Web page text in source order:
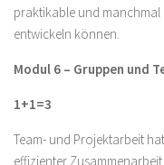
praktikable und
entwickeln können.
Modul 6 – Gruppen und
1+1=3
Team- und Projektarbeit
effizienter